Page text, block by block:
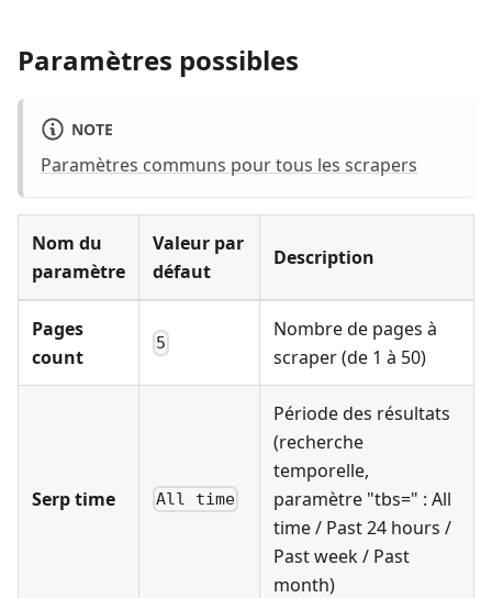
Paramètres possibles
NOTE
Paramètres communs pour tous les scrapers
Nom du
paramètre
Valeur par
défaut
Description
Pages
count
5
Nombre de pages à
scraper (de 1 à 50)
Serp time All time
Période des résultats
(recherche
temporelle,
paramètre "tbs=" : All
time / Past 24 hours /
Past week / Past
month)